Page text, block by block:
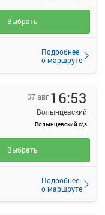
Подробнее
о маршруте
Выбрать
07 авг 16:53
Волынцевский
Волынцевский с\з
Подробнее
о маршруте
Выбрать